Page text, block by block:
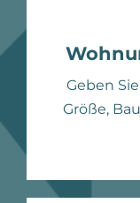
Geben
Größe,